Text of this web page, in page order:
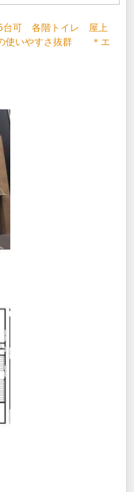
台可 各階トイレ 屋上
の使いやすさ抜群 ＊エ